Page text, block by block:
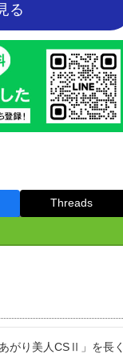
る
Threads
がり美人CSⅡ」を長